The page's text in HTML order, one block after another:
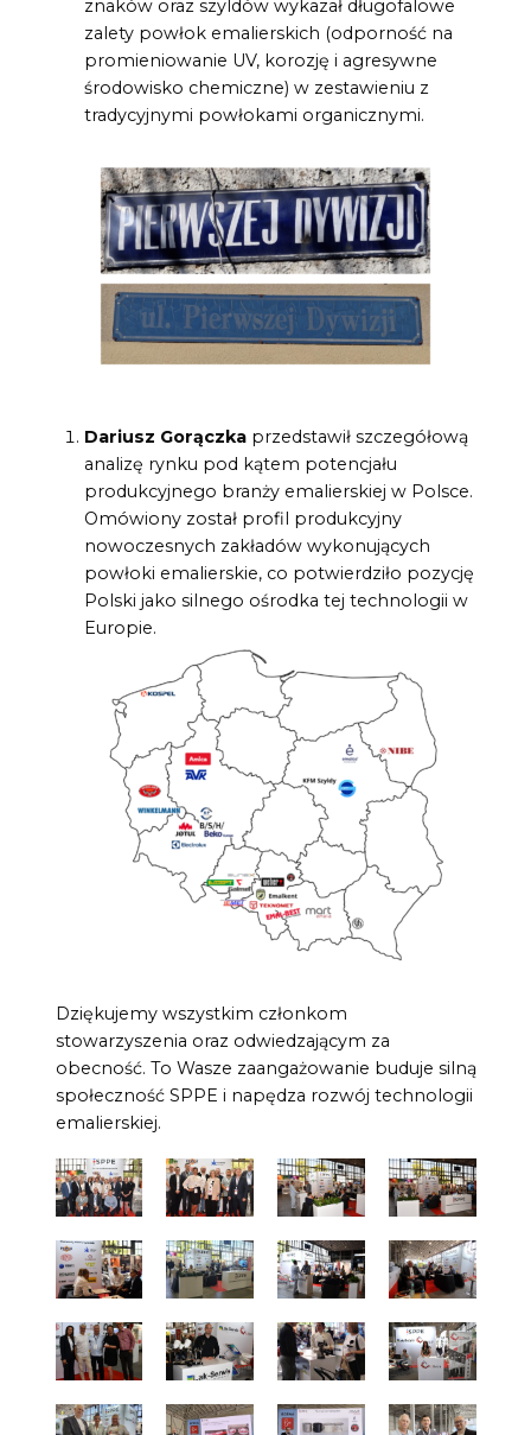
znaków oraz szyldów wykazał długofalowe
zalety powłok emalierskich (odporność na
promieniowanie UV, korozję i agresywne
środowisko chemiczne) w zestawieniu z
tradycyjnymi powłokami organicznymi.
Dariusz Gorączkaprzedstawił szczegółową
analizę rynku pod kątem potencjału
produkcyjnego branży emalierskiej w Polsce.
Omówiony został profil produkcyjny
nowoczesnych zakładów wykonujących
powłoki emalierskie, co potwierdziło pozycję
Polski jako silnego ośrodka tej technologii w
Europie.
Dziękujemy wszystkim członkom
stowarzyszenia oraz odwiedzającym za
obecność. To Wasze zaangażowanie buduje silną
społeczność SPPE i napędza rozwój technologii
emalierskiej.